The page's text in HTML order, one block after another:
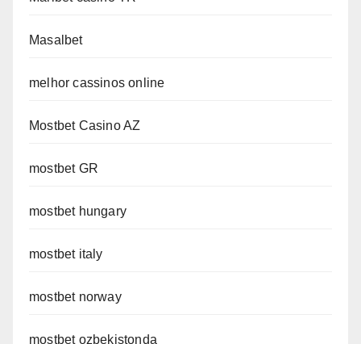
Masalbet
melhor cassinos online
Mostbet Casino AZ
mostbet GR
mostbet hungary
mostbet italy
mostbet norway
mostbet ozbekistonda